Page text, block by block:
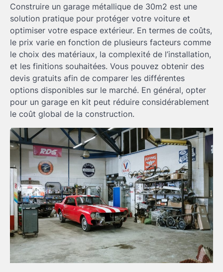
Construire un garage métallique de 30m2 est une
solution pratique pour protéger votre voiture et
optimiser votre espace extérieur. En termes de coûts,
le prix varie en fonction de plusieurs facteurs comme
le choix des matériaux, la complexité de l’installation,
et les finitions souhaitées. Vous pouvez obtenir des
devis gratuits afin de comparer les différentes
options disponibles sur le marché. En général, opter
pour un garage en kit peut réduire considérablement
le coût global de la construction.